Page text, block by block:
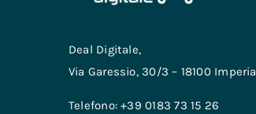
Deal Digitale,
Via Garessio, 30/3 – 18100 Imperia
Telefono: +39 0183 73 15 26